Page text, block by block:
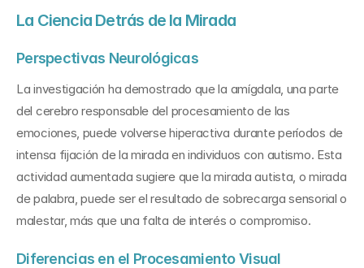
La Ciencia Detrás de la Mirada
Perspectivas Neurológicas
La investigación ha demostrado que la amígdala, una parte
del cerebro responsable del procesamiento de las
emociones, puede volverse hiperactiva durante períodos de
intensa fijación de la mirada en individuos con autismo. Esta
actividad aumentada sugiere que la mirada autista, o mirada
de palabra, puede ser el resultado de sobrecarga sensorial o
malestar, más que una falta de interés o compromiso.
Diferencias en el Procesamiento Visual